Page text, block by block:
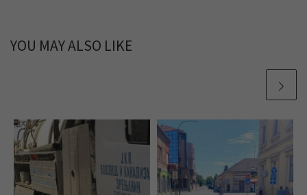
YOU MAY ALSO LIKE